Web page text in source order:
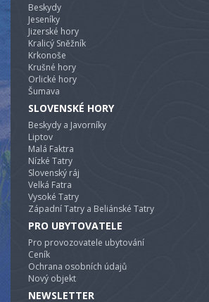
Beskydy
Jeseníky
Jizerské hory
Kralicý Sněžník
Krkonoše
Krušné hory
Orlické hory
Šumava
SLOVENSKÉ HORY
Beskydy a Javorníky
Liptov
Malá Faktra
Nízké Tatry
Slovenský ráj
Velká Fatra
Vysoké Tatry
Západní Tatry a Beliánské Tatry
PRO UBYTOVATELE
Pro provozovatele ubytování
Ceník
Ochrana osobních údajů
Nový objekt
NEWSLETTER